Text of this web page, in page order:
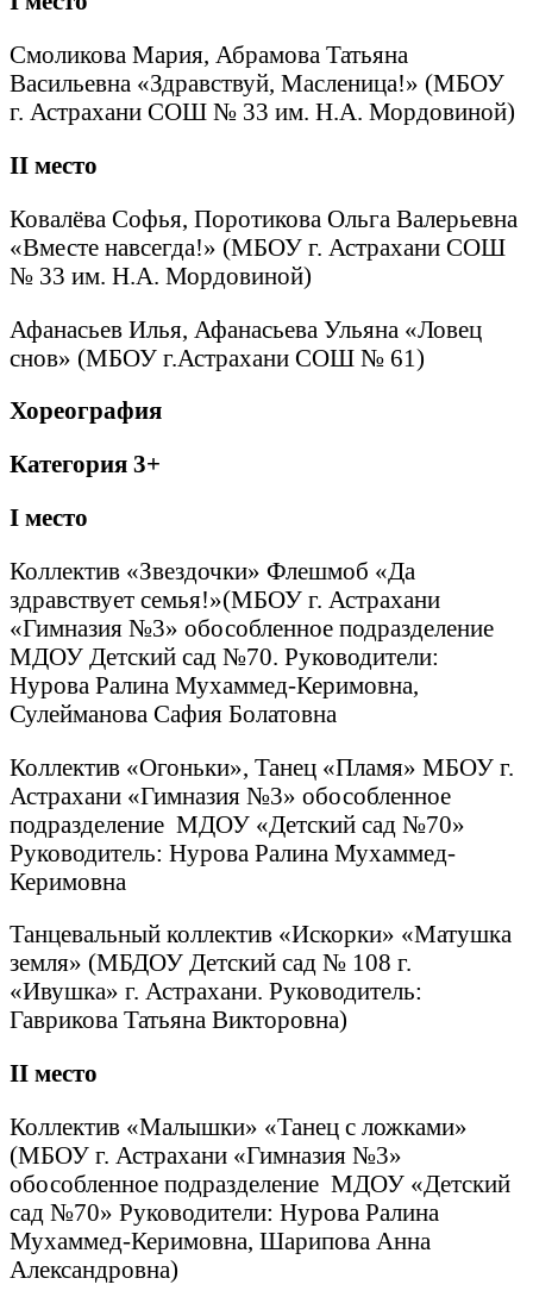
Смоликова Мария, Абрамова Татьяна
Васильевна «Здравствуй, Масленица!» (МБОУ
г. Астрахани СОШ № 33 им. Н.А. Мордовиной)
II место
Ковалёва Софья, Поротикова Ольга Валерьевна
«Вместе навсегда!» (МБОУ г. Астрахани СОШ
№ 33 им. Н.А. Мордовиной)
Афанасьев Илья, Афанасьева Ульяна «Ловец
снов» (МБОУ г.Астрахани СОШ № 61)
Хореография
Категория 3+
I место
Коллектив «Звездочки» Флешмоб «Да
здравствует семья!»(МБОУ г. Астрахани
«Гимназия №3» обособленное подразделение
МДОУ Детский сад №70. Руководители:
Нурова Ралина Мухаммед-Керимовна,
Сулейманова Сафия Болатовна
Коллектив «Огоньки», Танец «Пламя» МБОУ г.
Астрахани «Гимназия №3» обособленное
подразделение МДОУ «Детский сад №70»
Руководитель: Нурова Ралина Мухаммед-
Керимовна
Танцевальный коллектив «Искорки» «Матушка
земля» (МБДОУ Детский сад № 108 г.
«Ивушка» г. Астрахани. Руководитель:
Гаврикова Татьяна Викторовна)
II место
Коллектив «Малышки» «Танец с ложками»
(МБОУ г. Астрахани «Гимназия №3»
обособленное подразделение МДОУ «Детский
сад №70» Руководители: Нурова Ралина
Мухаммед-Керимовна, Шарипова Анна
Александровна)